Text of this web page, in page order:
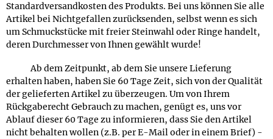
Standardversandkosten des Produkts. Bei uns können Sie alle
Artikel bei Nichtgefallen zurücksenden, selbst wenn es sich
um Schmuckstücke mit freier Steinwahl oder Ringe handelt,
deren Durchmesser von Ihnen gewählt wurde!
Ab dem Zeitpunkt, ab dem Sie unsere Lieferung
erhalten haben, haben Sie 60 Tage Zeit, sich von der Qualität
der gelieferten Artikel zu überzeugen. Um von Ihrem
Rückgaberecht Gebrauch zu machen, genügt es, uns vor
Ablauf dieser 60 Tage zu informieren, dass Sie den Artikel
nicht behalten wollen (z.B. per E-Mail oder in einem Brief) -